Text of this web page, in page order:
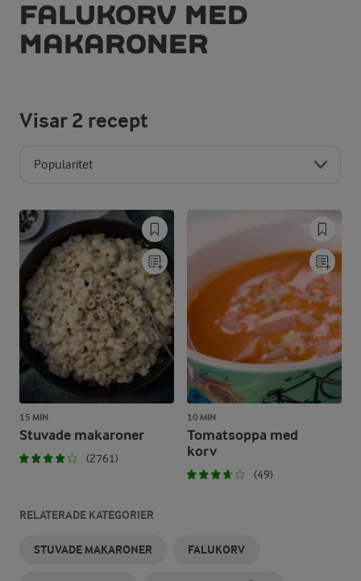
FALUKORV MED
MAKARONER
Visar2 recept
Popularitet
15 MIN
Stuvade makaroner
(2761)
10 MIN
Tomatsoppa med
korv
(49)
RELATERADE KATEGORIER
STUVADE MAKARONER FALUKORV